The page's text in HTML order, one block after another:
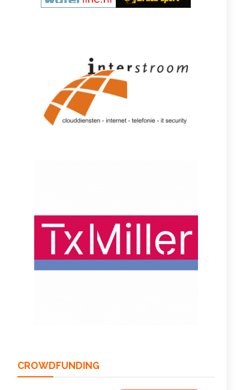
CROWDFUNDING